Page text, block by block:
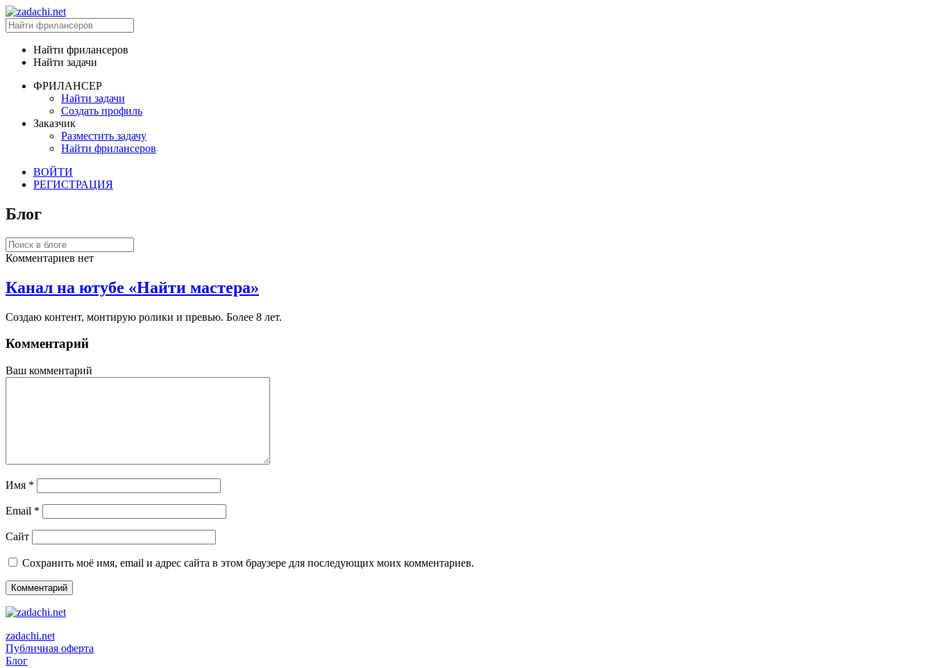
Найти фрилансеров
Найти задачи
ФРИЛАНСЕР
Найти задачи
Создать профиль
Заказчик
Разместить задачу
Найти фрилансеров
ВОЙТИ
РЕГИСТРАЦИЯ
Блог
Комментариев нет
Канал на ютубе «Найти мастера»
Создаю контент, монтирую ролики и превью. Более 8 лет.
Комментарий
Ваш комментарий
Имя *
Email *
Сайт
Сохранить моё имя, email и адрес сайта в этом браузере для последующих моих комментариев.
zadachi.net
Публичная оферта
Блог